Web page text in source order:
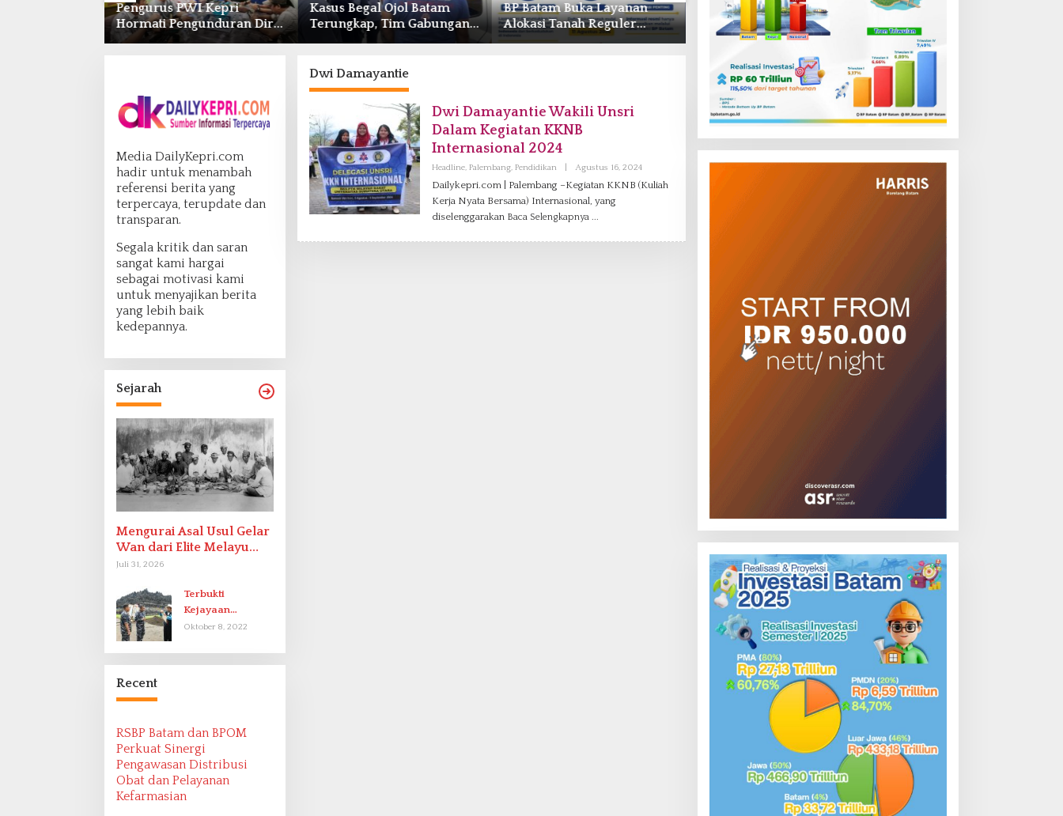
Pengurus PWI Kepri
Hormati Pengunduran Diri
Anggota, Segera Koordinasi
Kasus Begal Ojol Batam
Terungkap, Tim Gabungan
Polda Kepri Bekuk Pelaku di
BP Batam Buka Layanan
Alokasi Tanah Reguler
Berbasis Digital Melalui LMS
Waspadai Modus Penipuan
Online, Disdukcapil Batam
Tegaskan Aktivasi IKD Wajib
Air Batam Hilir Lakukan
Pemeliharaan Control
Valve, Ini Daftar Area
Terdampak
Media DailyKepri.com
hadir untuk menambah
referensi berita yang
terpercaya, terupdate dan
transparan.
Segala kritik dan saran
sangat kami hargai
sebagai motivasi kami
untuk menyajikan berita
yang lebih baik
kedepannya.
Sejarah
Mengurai Asal Usul Gelar
Wan dari Elite Melayu
Hingga Populer di
Juli 31, 2026
Terbukti
Kejayaan
Indonesia pada
Oktober 8, 2022
Recent
RSBP Batam dan BPOM
Perkuat Sinergi
Pengawasan Distribusi
Obat dan Pelayanan
Kefarmasian
Dwi Damayantie
Dwi Damayantie Wakili Unsri
Dalam Kegiatan KKNB
Internasional 2024
Headline, Palembang, Pendidikan Agustus 16, 2024O
E
Dailykepri.com | Palembang –Kegiatan KKNB (Kuliah
Kerja Nyata Bersama) Internasional, yang
diselenggarakan Baca Selengkapnya